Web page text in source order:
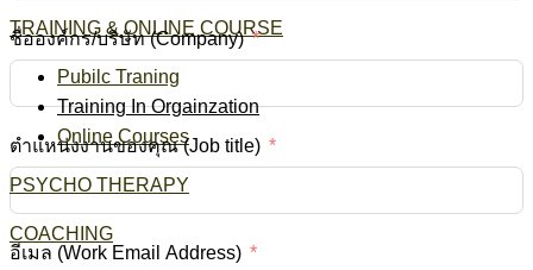
ชื่อองค์กร/บริษัท (Company)
ตำแหน่งงานของคุณ (Job title)
อีเมล (Work Email Address)
TRAINING & ONLINE COURSE
Pubilc Traning
Training In Orgainzation
Online Courses
PSYCHO THERAPY
COACHING